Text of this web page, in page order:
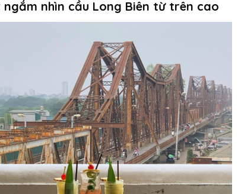
nhìn cầu Long Biên từ trên cao